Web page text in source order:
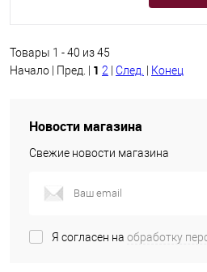
Товары 1 - 40 из 45
Начало | Пред. | 1 2 След. Конец
Новости магазина
Свежие новости магазина
Я согласен на обработку